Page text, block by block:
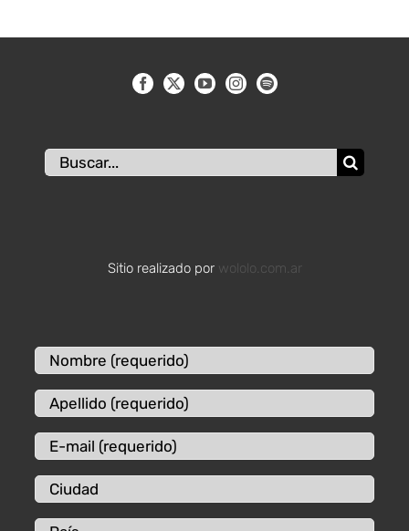
Buscar:
Sitio realizado por wololo.com.ar